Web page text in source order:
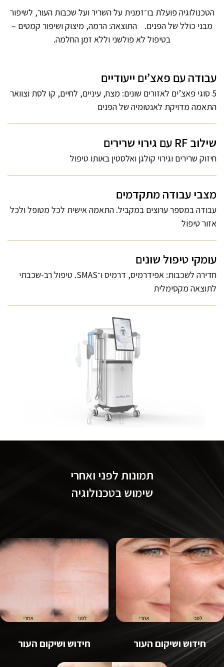
הטכנולוגיה פועלת בו־זמנית על השריר ועל שכבות העור, לשיפור
מבני כולל של הפנים. התוצאה: הרמה, מיצוק ושיפור קמטים –
בטיפול לא פולשני וללא זמן החלמה.
עבודה עם פאצ’ים ייעודיים
5 סוגי פאצ’ים לאזורים שונים: מצח, עיניים, לחיים, קו לסת וצוואר
התאמה מדויקת לאנטומיה של הפנים
שילוב RF עם גירוי שרירים
חיזוק שרירים וגירוי קולגן ואלסטין באותו טיפול
מצבי עבודה מתקדמים
עבודה במספר ערוצים במקביל. התאמה אישית לכל מטופל ולכל
אזור טיפול
עומקי טיפול שונים
חדירה לשכבות: אפידרמיס, דרמיס ו־SMAS. טיפול רב-שכבתי
לתוצאה מקסימלית
תמונות לפני ואחרי
שימוש בטכנולוגיה
חידוש ושיקום העור חידוש ושיקום העור